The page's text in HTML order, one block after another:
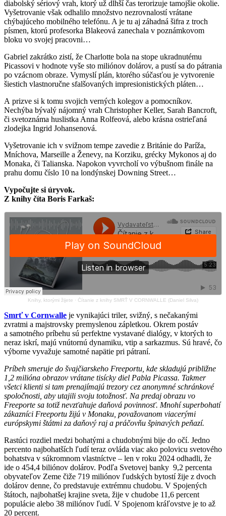
diabolský sériový vrah, ktorý už dlhší čas terorizuje tamojšie okolie.
Vyšetrovanie však odhalilo množstvo nezrovnalostí vrátane
chýbajúceho mobilného telefónu. A je tu aj záhadná šifra z troch
písmen, ktorú profesorka Blakeová zanechala v poznámkovom
bloku vo svojej pracovni…
Gabriel zakrátko zistí, že Charlotte bola na stope ukradnutému
Picassovi v hodnote vyše sto miliónov dolárov, a pustí sa do pátrania
po vzácnom obraze. Vymyslí plán, ktorého súčasťou je vytvorenie
šiestich vlastnoručne sfalšovaných impresionistických pláten…
A prizve si k tomu svojich verných kolegov a pomocníkov.
Nechýba bývalý nájomný vrah Christopher Keller, Sarah Bancroft,
či svetoznáma huslistka Anna Rolfeová, alebo krásna ostrieľaná
zlodejka Ingrid Johansenová.
Vyšetrovanie ich v svižnom tempe zavedie z Británie do Paríža,
Mníchova, Marseille a Ženevy, na Korziku, grécky Mykonos aj do
Monaka, či Talianska. Napokon vyvrcholí vo výbušnom finále na
prahu domu číslo 10 na londýnskej Downing Street…
Vypočujte si úryvok.
Z knihy číta Boris Farkaš:
Knihy, ktorými žijete · Čítanie z knihy SMRŤ V CORNWALLE (Daniel Silva)
Smrť v Cornwalle je vynikajúci triler, svižný, s nečakanými
zvratmi a majstrovsky premyslenou zápletkou. Okrem postáv
a samotného príbehu sú perfektne vystavané dialógy, v ktorých to
neraz iskrí, majú vnútornú dynamiku, vtip a sarkazmus. Sú hravé, čo
výborne vyvažuje samotné napätie pri pátraní.
Príbeh smeruje do švajčiarskeho Freeportu, kde skladujú približne
1,2 milióna obrazov vrátane tisícky diel Pabla Picassa. Takmer
všetci klienti si tam prenajímajú trezory cez anonymné schránkové
spoločnosti, aby utajili svoju totožnosť. Na predaj obrazu vo
Freeporte sa totiž nevzťahuje daňová povinnosť. Mnohí superbohatí
zákazníci Freeportu žijú v Monaku, považovanom viacerými
európskymi štátmi za daňový raj a práčovňu špinavých peňazí.
Rastúci rozdiel medzi bohatými a chudobnými bije do očí. Jedno
percento najbohatších ľudí teraz ovláda viac ako polovicu svetového
bohatstva v súkromnom vlastníctve – len v roku 2024 odhadli, že
ide o 454,4 biliónov dolárov. Podľa Svetovej banky 9,2 percenta
obyvateľov Zeme čiže 719 miliónov ľudských bytostí žije z dvoch
dolárov denne, čo predstavuje extrémnu chudobu. V Spojených
štátoch, najbohatšej krajine sveta, žije v chudobe 11,6 percent
populácie alebo 38 miliónov ľudí. V Spojenom kráľovstve je to až
20 percent.